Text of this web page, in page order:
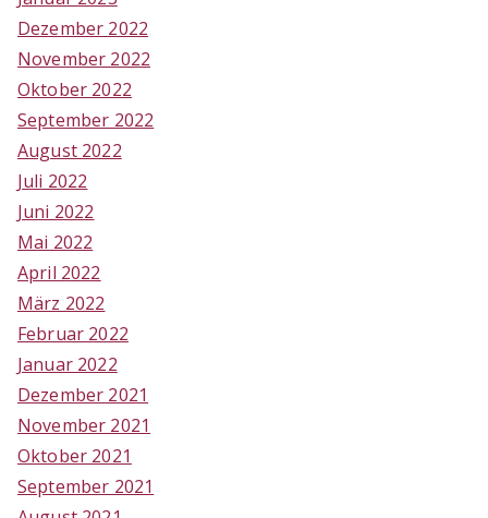
Dezember 2022
November 2022
Oktober 2022
September 2022
August 2022
Juli 2022
Juni 2022
Mai 2022
April 2022
März 2022
Februar 2022
Januar 2022
Dezember 2021
November 2021
Oktober 2021
September 2021